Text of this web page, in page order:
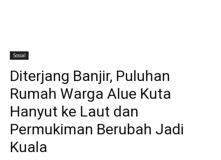
Sosial
Diterjang Banjir, Puluhan
Rumah Warga Alue Kuta
Hanyut ke Laut dan
Permukiman Berubah Jadi
Kuala